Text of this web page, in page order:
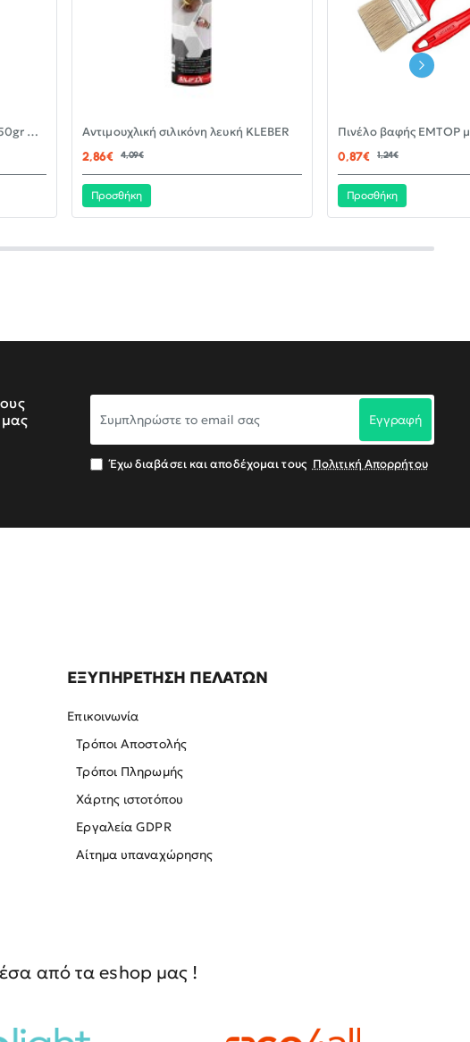
-30%Ακρυλικό σφραγιστικό λευκό 450gr KLEBER
-30%
Αντιμουχλική σιλικόνη λευκή KLEBER
2,86€
4,09€
Προσθήκη
0,87€ 1,24€
Προσθήκη
μας
το
σας
Εγγραφή
Έχω διαβάσει και αποδέχομαι τους Πολιτική Απορρήτου
ΕΞΥΠΗΡΕΤΗΣΗ ΠΕΛΑΤΩΝ
Επικοινωνία
Τρόποι Αποστολής
Τρόποι Πληρωμής
Χάρτης ιστοτόπου
Εργαλεία GDPR
Αίτημα υπαναχώρησης
από τα eshop μας !